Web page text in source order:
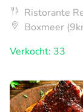
Ristorante
Boxmeer
Verkocht: 33